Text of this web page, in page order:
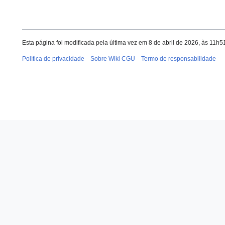
Esta página foi modificada pela última vez em 8 de abril de 2026, às
Política de privacidade Sobre Wiki CGU Termo de responsabilidade